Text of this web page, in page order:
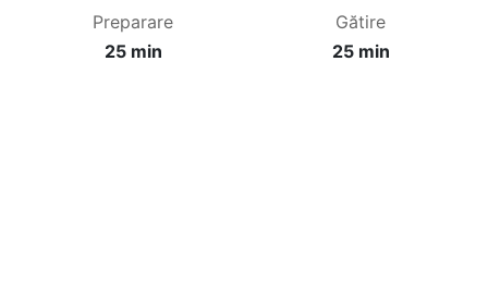
Preparare
25 min
Gătire
25 min